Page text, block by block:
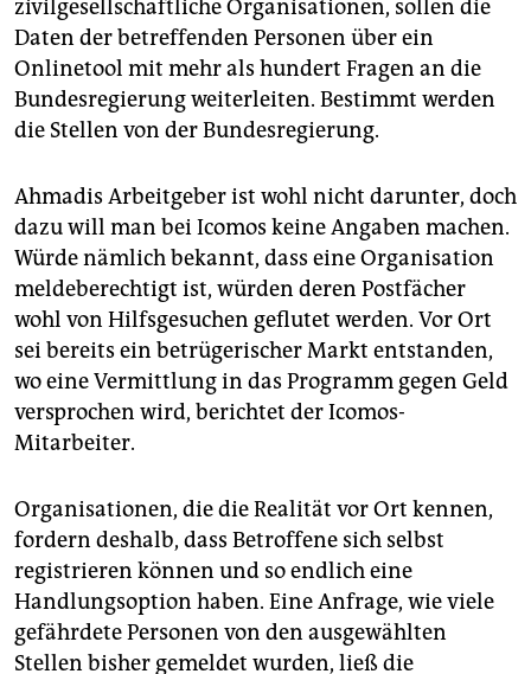
zivilgesellschaftliche Organisationen, sollen die
Daten der betreffenden Personen über ein
Onlinetool mit mehr als hundert Fragen an die
Bundesregierung weiterleiten. Bestimmt werden
die Stellen von der Bundesregierung.
Ahmadis Arbeitgeber ist wohl nicht darunter, doch
dazu will man bei Icomos keine Angaben machen.
Würde nämlich bekannt, dass eine Organisation
mel­de­be­rech­tigt ist, würden deren Postfächer
wohl von Hilfsgesuchen geflutet werden. Vor Ort
sei bereits ein betrügerischer Markt entstanden,
wo eine Vermittlung in das Programm gegen Geld
versprochen wird, berichtet der Icomos-
Mitarbeiter.
Organisationen, die die Realität vor Ort kennen,
fordern deshalb, dass Betroffene sich selbst
registrieren können und so endlich eine
Handlungsoption haben. Eine Anfrage, wie viele
gefährdete Personen von den ausgewählten
Stellen bisher gemeldet wurden, ließ die